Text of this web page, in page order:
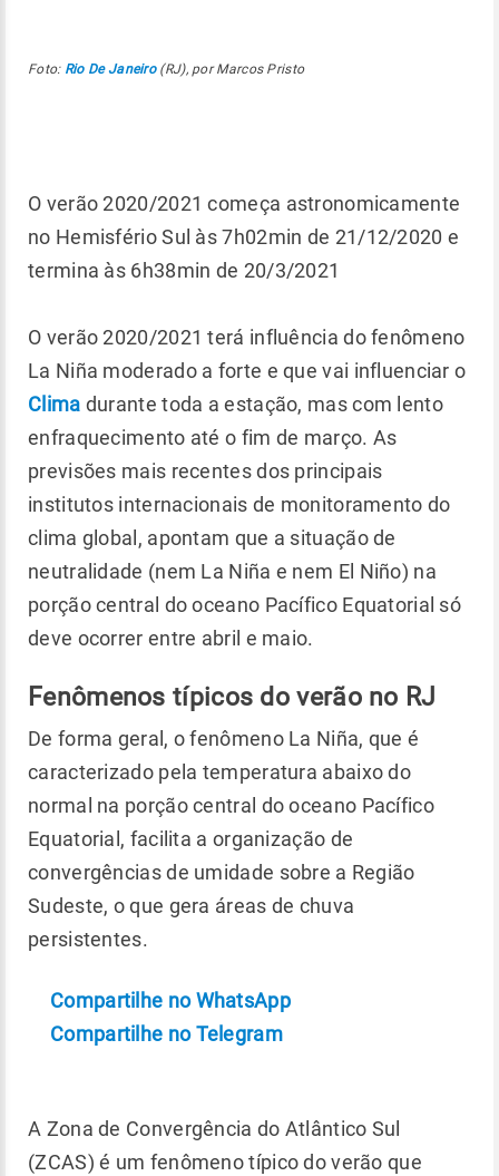
Foto: Rio De Janeiro(RJ), por Marcos Pristo
O verão 2020/2021 começa astronomicamente
no Hemisfério Sul às 7h02min de 21/12/2020 e
termina às 6h38min de 20/3/2021
O verão 2020/2021 terá influência do fenômeno
La Niña moderado a forte e que vai influenciar o
Clima durante toda a estação, mas com lento
enfraquecimento até o fim de março. As
previsões mais recentes dos principais
institutos internacionais de monitoramento do
clima global, apontam que a situação de
neutralidade (nem La Niña e nem El Niño) na
porção central do oceano Pacífico Equatorial só
deve ocorrer entre abril e maio.
Fenômenos típicos do verão no RJ
De forma geral, o fenômeno La Niña, que é
caracterizado pela temperatura abaixo do
normal na porção central do oceano Pacífico
Equatorial, facilita a organização de
convergências de umidade sobre a Região
Sudeste, o que gera áreas de chuva
persistentes.
Compartilhe no WhatsApp
Compartilhe no Telegram
A Zona de Convergência do Atlântico Sul
(ZCAS) é um fenômeno típico do verão que